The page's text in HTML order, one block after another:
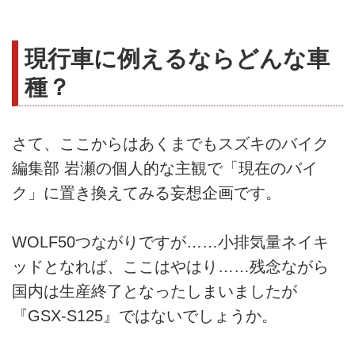
現行車に例えるならどんな車
種？
さて、ここからはあくまでもスズキのバイク
編集部 岩瀬の個人的な主観で「現在のバイ
ク」に置き換えてみる妄想企画です。
WOLF50つながりですが……小排気量ネイキ
ッドとなれば、ここはやはり……残念ながら
国内は生産終了となったしまいましたが
『GSX-S125』ではないでしょうか。